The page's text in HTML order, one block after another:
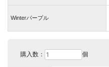
Winterパープル
購入数： 個